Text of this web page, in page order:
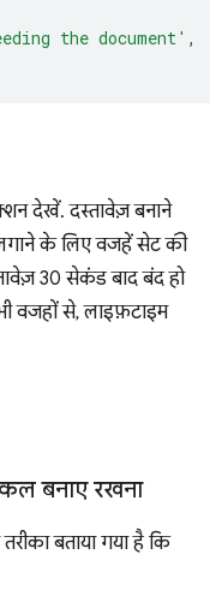
the document' ,
देखें. दस्तावेज़ बनाने
के लिए वजहें सेट की
30 सेकंड बाद बंद हो
वजहों से, लाइफ़टाइम
बनाए रखना
बताया गया है कि